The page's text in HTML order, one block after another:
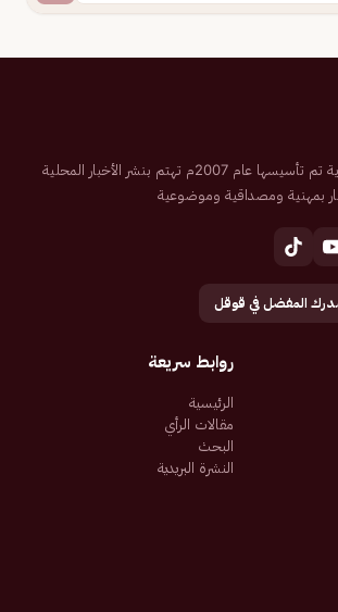
صحيفة إلكترونية سعودية تم تأسيسها عام 2007م تهتم بنشر الأخبار المحلية
بمهنية ومصداقية وموضوعية
المفضل في قوقل
روابط سريعة
الرئيسية
مقالات الرأي
البحث
النشرة البريدية